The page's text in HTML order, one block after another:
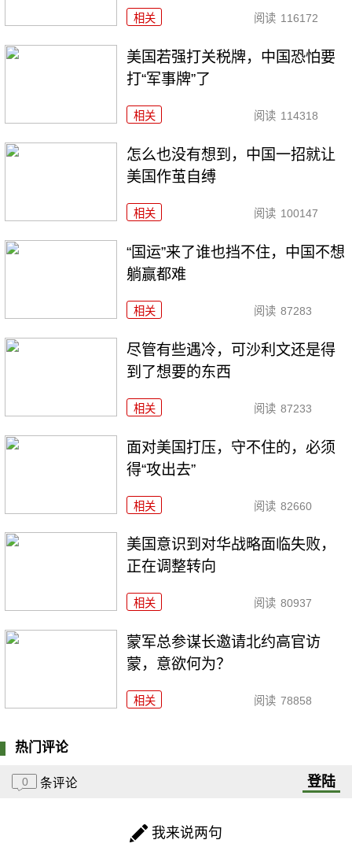
相关 阅读 116172
美国若强打关税牌，中国恐怕要
打“军事牌”了
相关 阅读 114318
怎么也没有想到，中国一招就让
美国作茧自缚
相关 阅读 100147
“国运”来了谁也挡不住，中国不想
躺赢都难
相关 阅读 87283
尽管有些遇冷，可沙利文还是得
到了想要的东西
相关 阅读 87233
面对美国打压，守不住的，必须
得“攻出去”
相关 阅读 82660
美国意识到对华战略面临失败，
正在调整转向
相关 阅读 80937
​蒙军总参谋长邀请北约高官访
蒙，意欲何为？
相关 阅读 78858
热门评论
0 条评论 登陆
我来说两句